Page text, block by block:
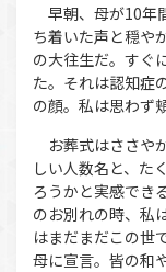
早朝、母が10年
ち着いた声と穏や
の大往生だ。すぐ
た。それは認知症
の顔。私は思わず
お葬式はささや
しい人数名と、た
ろうかと実感でき
のお別れの時、私
はまだまだこの世
母に宣言。皆の和